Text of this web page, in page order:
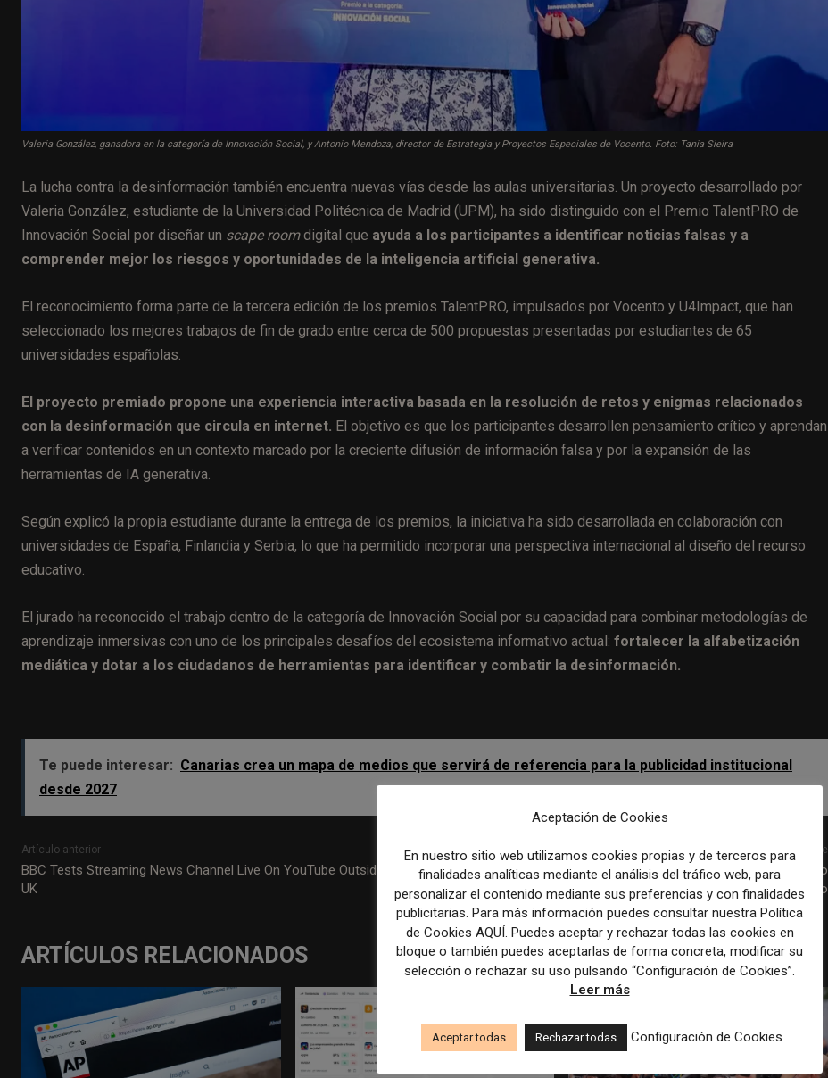
Valeria González, ganadora en la categoría de Innovación Social, y Antonio Mendoza, director de Estrategia y Proyectos Especiales de Vocento. Foto: Tania Sieira
La lucha contra la desinformación también encuentra nuevas vías desde las aulas universitarias. Un proyecto desarrollado por
Valeria González, estudiante de la Universidad Politécnica de Madrid (UPM), ha sido distinguido con el Premio TalentPRO de
Innovación Social por diseñar un scape roomdigital que ayuda a los participantes a identificar noticias falsas y a
comprender mejor los riesgos y oportunidades de la inteligencia artificial generativa.
El reconocimiento forma parte de la tercera edición de los premios TalentPRO, impulsados por Vocento y U4Impact, que han
seleccionado los mejores trabajos de fin de grado entre cerca de 500 propuestas presentadas por estudiantes de 65
universidades españolas.
El proyecto premiado propone una experiencia interactiva basada en la resolución de retos y enigmas relacionados
con la desinformación que circula en internet. El objetivo es que los participantes desarrollen pensamiento crítico y aprendan
a verificar contenidos en un contexto marcado por la creciente difusión de información falsa y por la expansión de las
herramientas de IA generativa.
Según explicó la propia estudiante durante la entrega de los premios, la iniciativa ha sido desarrollada en colaboración con
universidades de España, Finlandia y Serbia, lo que ha permitido incorporar una perspectiva internacional al diseño del recurso
educativo.
El jurado ha reconocido el trabajo dentro de la categoría de Innovación Social por su capacidad para combinar metodologías de
aprendizaje inmersivas con uno de los principales desafíos del ecosistema informativo actual: fortalecer la alfabetización
mediática y dotar a los ciudadanos de herramientas para identificar y combatir la desinformación.
Te puede interesar: Canarias crea un mapa de medios que servirá de referencia para la publicidad institucional
desde 2027
Artículo anterior
BBC Tests Streaming News Channel Live On YouTube Outside Of
UK
Artículo siguiente
Javier García Romero abre las puertas de la trastienda de la radio
en un libro sobre el oficio periodístico
ARTÍCULOS RELACIONADOS
Aceptación de Cookies
En nuestro sitio web utilizamos cookies propias y de terceros para
finalidades analíticas mediante el análisis del tráfico web, para
personalizar el contenido mediante sus preferencias y con finalidades
publicitarias. Para más información puedes consultar nuestra Política
de Cookies AQUÍ. Puedes aceptar y rechazar todas las cookies en
bloque o también puedes aceptarlas de forma concreta, modificar su
selección o rechazar su uso pulsando “Configuración de Cookies”.
Leer más
Aceptar todas Rechazar todas Configuración de Cookies